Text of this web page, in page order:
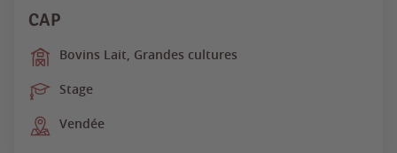
CAP
Bovins Lait, Grandes cultures
Stage
Vendée